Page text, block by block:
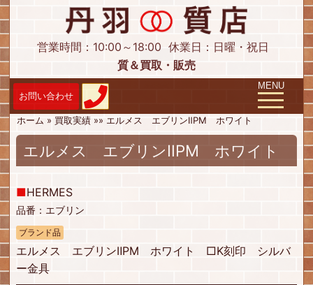
営業時間：10:00～18:00 休業日：日曜・祝日
質＆買取・販売
Toggle
MENU
ホーム » 買取実績 »» エルメス エブリンⅡPM ホワイト
エルメス エブリンⅡPM ホワイト
■HERMES
品番：エブリン
ブランド品
エルメス エブリンⅡPM ホワイト □K刻印 シルバ
ー金具